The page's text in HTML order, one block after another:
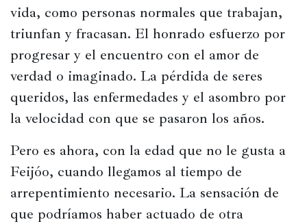
vida, como personas normales que trabajan,
triunfan y fracasan. El honrado esfuerzo por
progresar y el encuentro con el amor de
verdad o imaginado. La pérdida de seres
queridos, las enfermedades y el asombro por
la velocidad con que se pasaron los años.
Pero es ahora, con la edad que no le gusta a
Feijóo, cuando llegamos al tiempo de
arrepentimiento necesario. La sensación de
que podríamos haber actuado de otra